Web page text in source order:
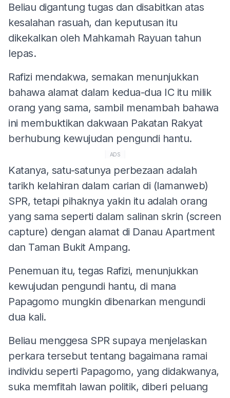
Beliau digantung tugas dan disabitkan atas
kesalahan rasuah, dan keputusan itu
dikekalkan oleh Mahkamah Rayuan tahun
lepas.
Rafizi mendakwa, semakan menunjukkan
bahawa alamat dalam kedua-dua IC itu milik
orang yang sama, sambil menambah bahawa
ini membuktikan dakwaan Pakatan Rakyat
berhubung kewujudan pengundi hantu.
ADS
Katanya, satu-satunya perbezaan adalah
tarikh kelahiran dalam carian di (lamanweb)
SPR, tetapi pihaknya yakin itu adalah orang
yang sama seperti dalam salinan skrin (screen
capture) dengan alamat di Danau Apartment
dan Taman Bukit Ampang.
Penemuan itu, tegas Rafizi, menunjukkan
kewujudan pengundi hantu, di mana
Papagomo mungkin dibenarkan mengundi
dua kali.
Beliau menggesa SPR supaya menjelaskan
perkara tersebut tentang bagaimana ramai
individu seperti Papagomo, yang didakwanya,
suka memfitah lawan politik, diberi peluang